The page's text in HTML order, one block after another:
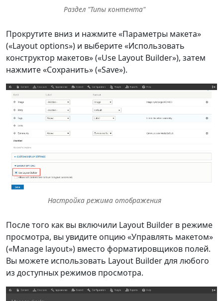
Раздел "Типы контента"
Прокрутите вниз и нажмите «Параметры макета»
(«Layout options») и выберите «Использовать
конструктор макетов» («Use Layout Builder»), затем
нажмите «Сохранить» («Save»).
Настройка режима отображения
После того как вы включили Layout Builder в режиме
просмотра, вы увидите опцию «Управлять макетом»
(«Manage layout») вместо форматировщиков полей.
Вы можете использовать Layout Builder для любого
из доступных режимов просмотра.